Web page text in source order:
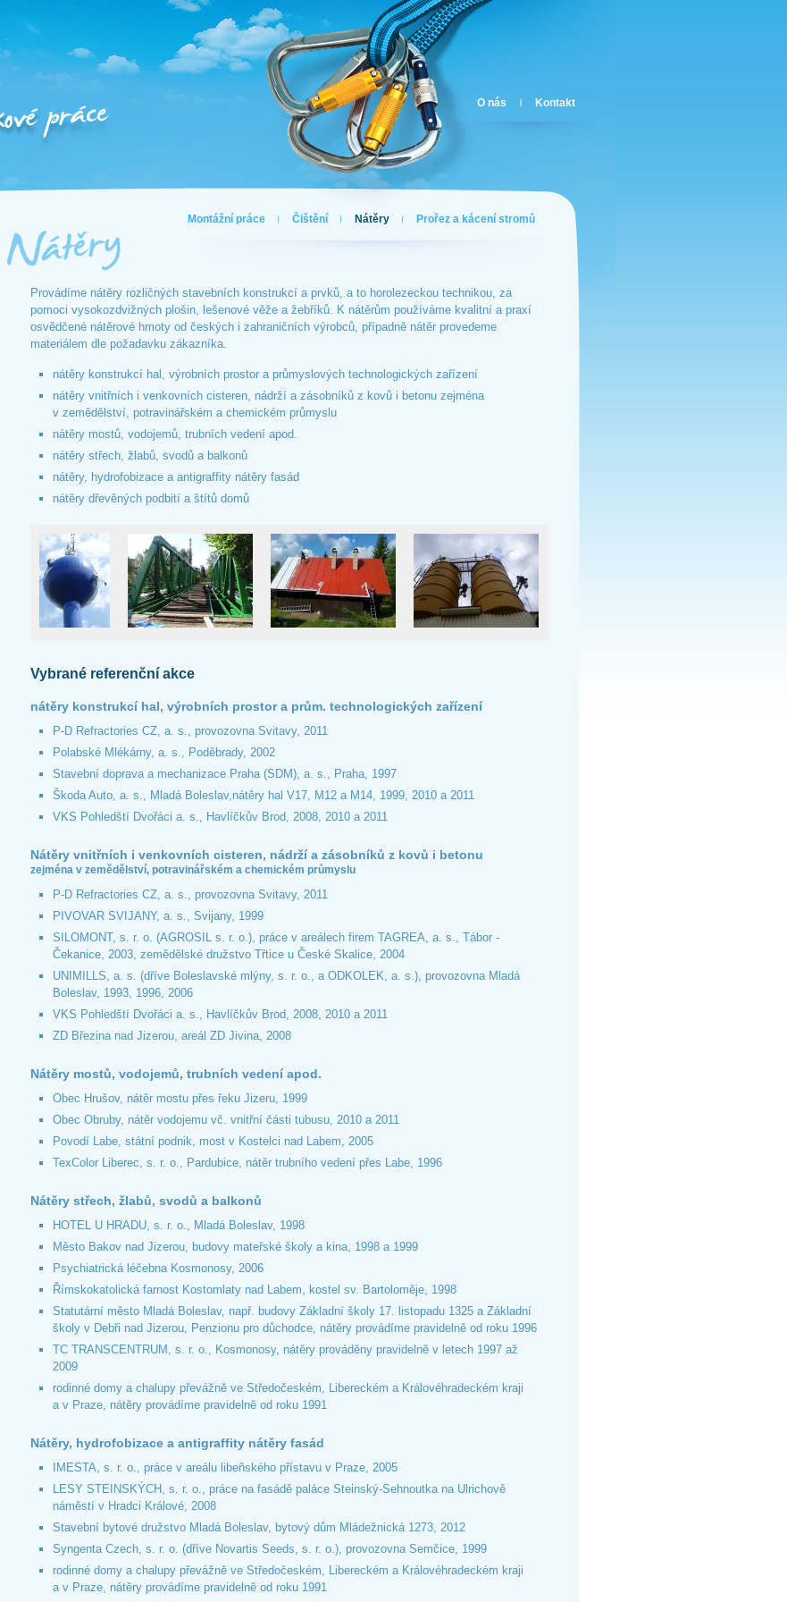
O nás Kontakt
Montážní práce Čištění Nátěry Prořez a kácení stromů
Provádíme nátěry rozličných stavebních konstrukcí a prvků, a to horolezeckou technikou, za
pomoci vysokozdvižných plošin, lešenové věže a žebříků. K nátěrům používáme kvalitní a praxí
osvědčené nátěrové hmoty od českých i zahraničních výrobců, případně nátěr provedeme
materiálem dle požadavku zákazníka.
nátěry konstrukcí hal, výrobních prostor a průmyslových technologických zařízení
nátěry vnitřních i venkovních cisteren, nádrží a zásobníků z kovů i betonu zejména
v zemědělství, potravinářském a chemickém průmyslu
nátěry mostů, vodojemů, trubních vedení apod.
nátěry střech, žlabů, svodů a balkonů
nátěry, hydrofobizace a antigraffity nátěry fasád
nátěry dřevěných podbití a štítů domů
Vybrané referenční akce
nátěry konstrukcí hal, výrobních prostor a prům. technologických zařízení
P-D Refractories CZ, a. s., provozovna Svitavy, 2011
Polabské Mlékárny, a. s., Poděbrady, 2002
Stavební doprava a mechanizace Praha (SDM), a. s., Praha, 1997
Škoda Auto, a. s., Mladá Boleslav,nátěry hal V17, M12 a M14, 1999, 2010 a 2011
VKS Pohledští Dvořáci a. s., Havlíčkův Brod, 2008, 2010 a 2011
Nátěry vnitřních i venkovních cisteren, nádrží a zásobníků z kovů i betonu
zejména v zemědělství, potravinářském a chemickém průmyslu
P-D Refractories CZ, a. s., provozovna Svitavy, 2011
PIVOVAR SVIJANY, a. s., Svijany, 1999
SILOMONT, s. r. o. (AGROSIL s. r. o.), práce v areálech firem TAGREA, a. s., Tábor -
Čekanice, 2003, zemědělské družstvo Třtice u České Skalice, 2004
UNIMILLS, a. s. (dříve Boleslavské mlýny, s. r. o., a ODKOLEK, a. s.), provozovna Mladá
Boleslav, 1993, 1996, 2006
VKS Pohledští Dvořáci a. s., Havlíčkův Brod, 2008, 2010 a 2011
ZD Březina nad Jizerou, areál ZD Jivina, 2008
Nátěry mostů, vodojemů, trubních vedení apod.
Obec Hrušov, nátěr mostu přes řeku Jizeru, 1999
Obec Obruby, nátěr vodojemu vč. vnitřní části tubusu, 2010 a 2011
Povodí Labe, státní podnik, most v Kostelci nad Labem, 2005
TexColor Liberec, s. r. o., Pardubice, nátěr trubního vedení přes Labe, 1996
Nátěry střech, žlabů, svodů a balkonů
HOTEL U HRADU, s. r. o., Mladá Boleslav, 1998
Město Bakov nad Jizerou, budovy mateřské školy a kina, 1998 a 1999
Psychiatrická léčebna Kosmonosy, 2006
Římskokatolická farnost Kostomlaty nad Labem, kostel sv. Bartoloměje, 1998
Statutární město Mladá Boleslav, např. budovy Základní školy 17. listopadu 1325 a Základní
školy v Debři nad Jizerou, Penzionu pro důchodce, nátěry provádíme pravidelně od roku 1996
TC TRANSCENTRUM, s. r. o., Kosmonosy, nátěry prováděny pravidelně v letech 1997 až
2009
rodinné domy a chalupy převážně ve Středočeském, Libereckém a Královéhradeckém kraji
a v Praze, nátěry provádíme pravidelně od roku 1991
Nátěry, hydrofobizace a antigraffity nátěry fasád
IMESTA, s. r. o., práce v areálu libeňského přístavu v Praze, 2005
LESY STEINSKÝCH, s. r. o., práce na fasádě paláce Steinský-Sehnoutka na Ulrichově
náměstí v Hradci Králové, 2008
Stavební bytové družstvo Mladá Boleslav, bytový dům Mládežnická 1273, 2012
Syngenta Czech, s. r. o. (dříve Novartis Seeds, s. r. o.), provozovna Semčice, 1999
rodinné domy a chalupy převážně ve Středočeském, Libereckém a Královéhradeckém kraji
a v Praze, nátěry provádíme pravidelně od roku 1991